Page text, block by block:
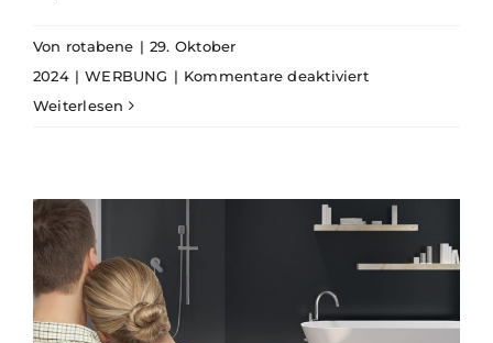
Von rotabene | 29. Oktober
2024 | WERBUNG | Kommentare deaktiviertfür
für
Weiterlesen